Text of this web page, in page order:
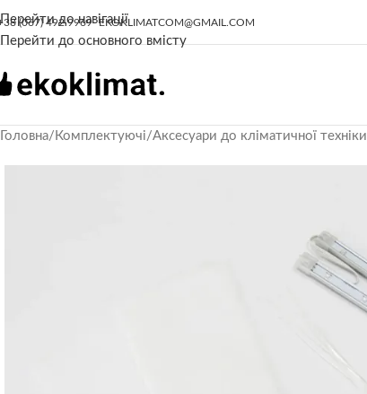
Перейти до навігації
Перейти до основного вмісту
(067) 492 9969 EKOKLIMATCOM@GMAIL.COM
Головна/ Комплектуючі/Аксесуари до кліматичної техніки